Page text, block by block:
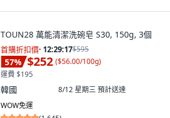
TOUN28 萬能清潔洗碗皂 S30, 150g, 3個
首購折扣價· 12:29:15$595
57% $252 ($56.00/100g)
運費 $195
韓國 8/12 星期三預計送達
WOW免運